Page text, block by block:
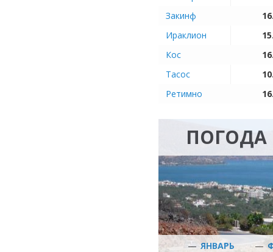
Закинф
Ираклион
Кос
Тасос
Ретимно
ПОГОДА
— ЯНВАРЬ —